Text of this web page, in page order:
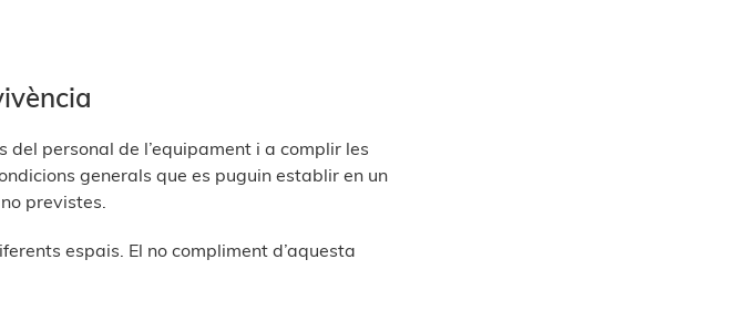
del personal de l’equipament i a complir les
generals que es puguin establir en un
previstes.
espais. El no compliment d’aquesta